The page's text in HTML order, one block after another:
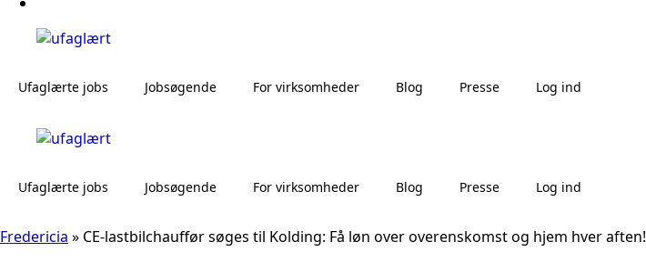
Ufaglærte jobs Jobsøgende For virksomheder Blog Presse Log ind
Ufaglærte jobs Jobsøgende For virksomheder Blog Presse Log ind
Fredericia » CE-lastbilchauffør søges til Kolding: Få løn over overenskomst og hjem hver aften!